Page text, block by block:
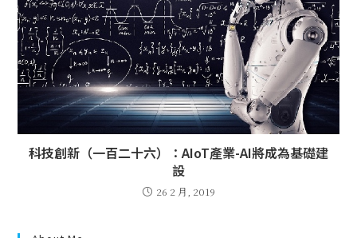
科技創新（一百二十六）：AIoT產業-AI將成為基礎建
設
26 2 月, 2019